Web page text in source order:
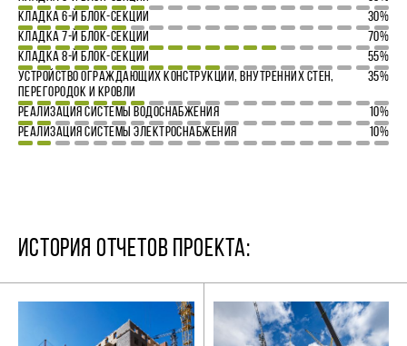
КЛАДКА 6-Й БЛОК-СЕКЦИИ
30%
КЛАДКА 7-Й БЛОК-СЕКЦИИ
70%
КЛАДКА 8-Й БЛОК-СЕКЦИИ
55%
УСТРОЙСТВО ОГРАЖДАЮЩИХ КОНСТРУКЦИЙ, ВНУТРЕННИХ СТЕН,
ПЕРЕГОРОДОК И КРОВЛИ
35%
РЕАЛИЗАЦИЯ СИСТЕМЫ ВОДОСНАБЖЕНИЯ
10%
РЕАЛИЗАЦИЯ СИСТЕМЫ ЭЛЕКТРОСНАБЖЕНИЯ
10%
ИСТОРИЯ ОТЧЕТОВ ПРОЕКТА: